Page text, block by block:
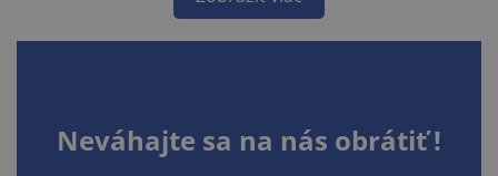
Neváhajte sa na nás obrátiť !